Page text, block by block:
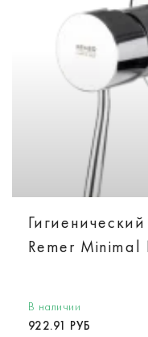
Remer Minimal
В наличии
922.91 РУБ